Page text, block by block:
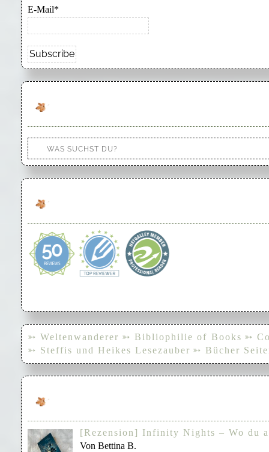
E-Mail*
➳ Weltenwanderer ➳ Bibliophilie of Books ➳
➳ Steffis und Heikes Lesezauber ➳ Bücher
[Rezension] Infinity Nights – Wo du
Von Bettina B.